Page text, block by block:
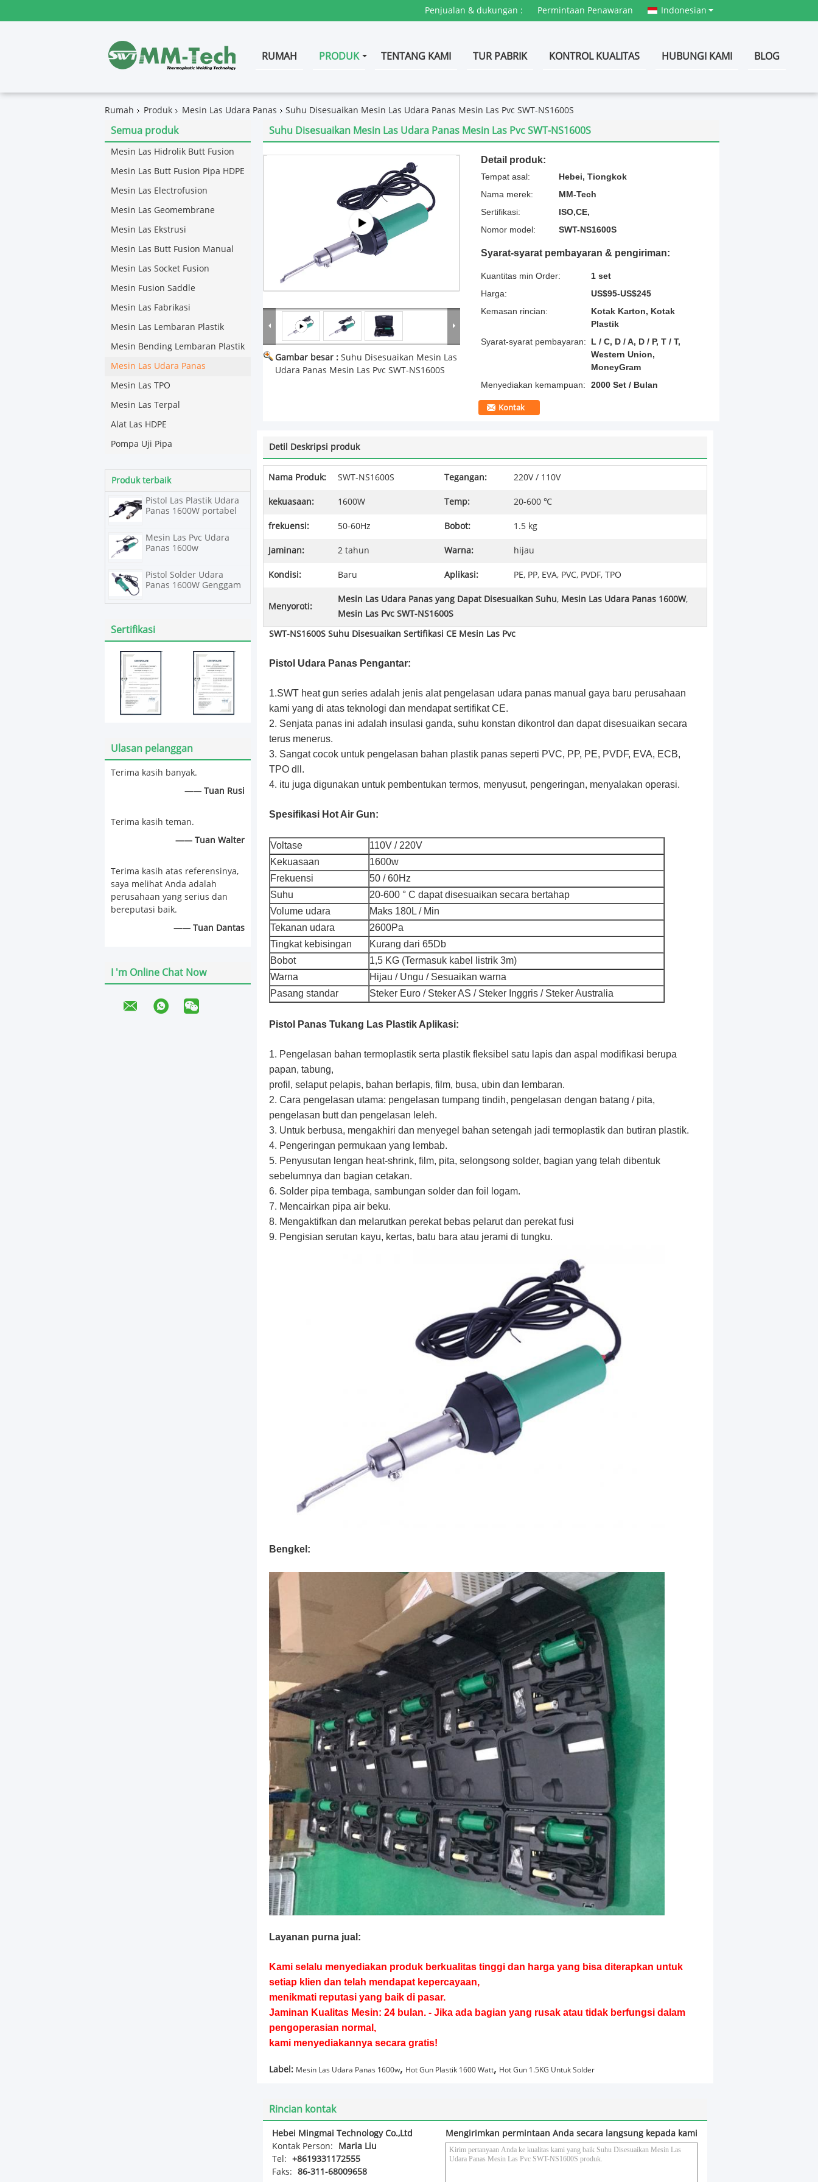
Penjualan & dukungan : Permintaan Penawaran Indonesian
RUMAH PRODUK TENTANG KAMI TUR PABRIK KONTROL KUALITAS HUBUNGI KAMI BLOG
Rumah Produk Mesin Las Udara Panas Suhu Disesuaikan Mesin Las Udara Panas Mesin Las Pvc SWT-NS1600S
Semua produk
Mesin Las Hidrolik Butt Fusion
Mesin Las Butt Fusion Pipa HDPE
Mesin Las Electrofusion
Mesin Las Geomembrane
Mesin Las Ekstrusi
Mesin Las Butt Fusion Manual
Mesin Las Socket Fusion
Mesin Fusion Saddle
Mesin Las Fabrikasi
Mesin Las Lembaran Plastik
Mesin Bending Lembaran Plastik
Mesin Las Udara Panas
Mesin Las TPO
Mesin Las Terpal
Alat Las HDPE
Pompa Uji Pipa
Produk terbaik
Pistol Las Plastik Udara
Panas 1600W portabel
Mesin Las Pvc Udara
Panas 1600w
Pistol Solder Udara
Panas 1600W Genggam
Sertifikasi
Ulasan pelanggan
Terima kasih banyak.
—— Tuan Rusi
Terima kasih teman.
—— Tuan Walter
Terima kasih atas referensinya,
saya melihat Anda adalah
perusahaan yang serius dan
bereputasi baik.
—— Tuan Dantas
I 'm Online Chat Now
Suhu Disesuaikan Mesin Las Udara Panas Mesin Las Pvc SWT-NS1600S
Gambar besar : Suhu Disesuaikan Mesin Las
Udara Panas Mesin Las Pvc SWT-NS1600S
Detail produk:
Tempat asal:
Hebei, Tiongkok
Nama merek:
MM-Tech
Sertifikasi:
ISO,CE,
Nomor model:
SWT-NS1600S
Syarat-syarat pembayaran & pengiriman:
Kuantitas min Order:
1 set
Harga:
US$95-US$245
Kemasan rincian:
Kotak Karton, Kotak
Plastik
Syarat-syarat pembayaran:
L / C, D / A, D / P, T / T,
Western Union,
MoneyGram
Menyediakan kemampuan:
2000 Set / Bulan
Kontak
Detil Deskripsi produk
Nama Produk: SWT-NS1600S Tegangan: 220V / 110V
kekuasaan: 1600W Temp: 20-600 ℃
frekuensi: 50-60Hz Bobot: 1.5 kg
Jaminan: 2 tahun Warna: hijau
Kondisi: Baru Aplikasi: PE, PP, EVA, PVC, PVDF, TPO
Menyoroti:
Mesin Las Udara Panas yang Dapat Disesuaikan Suhu, Mesin Las Udara Panas 1600W,
Mesin Las Pvc SWT-NS1600S
SWT-NS1600S Suhu Disesuaikan Sertifikasi CE Mesin Las Pvc
Pistol Udara Panas Pengantar:
1.SWT heat gun series adalah jenis alat pengelasan udara panas manual gaya baru perusahaan
kami yang di atas teknologi dan mendapat sertifikat CE.
2. Senjata panas ini adalah insulasi ganda, suhu konstan dikontrol dan dapat disesuaikan secara
terus menerus.
3. Sangat cocok untuk pengelasan bahan plastik panas seperti PVC, PP, PE, PVDF, EVA, ECB,
TPO dll.
4. itu juga digunakan untuk pembentukan termos, menyusut, pengeringan, menyalakan operasi.
Spesifikasi Hot Air Gun:
Voltase
110V / 220V
Kekuasaan
1600w
Frekuensi
50 / 60Hz
Suhu
20-600 ° C dapat disesuaikan secara bertahap
Volume udara
Maks 180L / Min
Tekanan udara
2600Pa
Tingkat kebisingan
Kurang dari 65Db
Bobot
1,5 KG (Termasuk kabel listrik 3m)
Warna
Hijau / Ungu / Sesuaikan warna
Pasang standar
Steker Euro / Steker AS / Steker Inggris / Steker Australia
Pistol Panas Tukang Las Plastik Aplikasi:
1. Pengelasan bahan termoplastik serta plastik fleksibel satu lapis dan aspal modifikasi berupa
papan, tabung,
profil, selaput pelapis, bahan berlapis, film, busa, ubin dan lembaran.
2. Cara pengelasan utama: pengelasan tumpang tindih, pengelasan dengan batang / pita,
pengelasan butt dan pengelasan leleh.
3. Untuk berbusa, mengakhiri dan menyegel bahan setengah jadi termoplastik dan butiran plastik.
4. Pengeringan permukaan yang lembab.
5. Penyusutan lengan heat-shrink, film, pita, selongsong solder, bagian yang telah dibentuk
sebelumnya dan bagian cetakan.
6. Solder pipa tembaga, sambungan solder dan foil logam.
7. Mencairkan pipa air beku.
8. Mengaktifkan dan melarutkan perekat bebas pelarut dan perekat fusi
9. Pengisian serutan kayu, kertas, batu bara atau jerami di tungku.
Bengkel:
Layanan purna jual:
Kami selalu menyediakan produk berkualitas tinggi dan harga yang bisa diterapkan untuk
setiap klien dan telah mendapat kepercayaan,
menikmati reputasi yang baik di pasar.
Jaminan Kualitas Mesin: 24 bulan. - Jika ada bagian yang rusak atau tidak berfungsi dalam
pengoperasian normal,
kami menyediakannya secara gratis!
Label: Mesin Las Udara Panas 1600w, Hot Gun Plastik 1600 Watt, Hot Gun 1.5KG Untuk Solder
Rincian kontak
Hebei Mingmai Technology Co.,Ltd
Kontak Person:
Maria Liu
Tel: +8619331172555
Faks: 86-311-68009658
Mengirimkan permintaan Anda secara langsung kepada kami